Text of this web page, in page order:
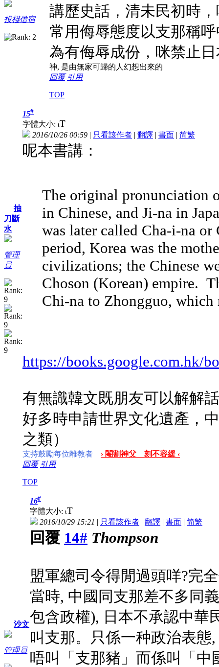
投棧借宿
講歷史話，清未民初時
常用侮辱態度以支那稱
為有侮辱成份，咪禁止
神, 是由無家可歸的人幻想出來的
回覆 引用
TOP
抽
刀斷
水
管理
員
15#
字體大小: tT
2016/10/26 00:59 | 只看該作者 | 翻譯 | 書面 | 简繁
呢本書講：
The original pronunciation
in Chinese, and Ji-na in
was later called Cha-i-na
period, Korea was the
civilizations; the Chinese
Choson (Korean) empire.
Chi-na to Zhongguo, which
https://books.google.com.hk/
有無識韓文既朋友可以解解
好多時申請世界文化遺產，
之類）
支持鼓勵每位離教者
› 閹割神父 刻不容緩 ‹
回覆 引用
TOP
沙文
管理員
16#
字體大小: tT
2016/10/29 15:21 | 只看該作者 | 翻譯 | 書面 | 简繁
回覆 14# Thompson
盟軍總司令得閒過頭咩?完
當時, 中國同支那差不多同
包含政權), 日本不承認中華
叫支那。只係一种政治表
唔叫「支那豬」而係叫「中